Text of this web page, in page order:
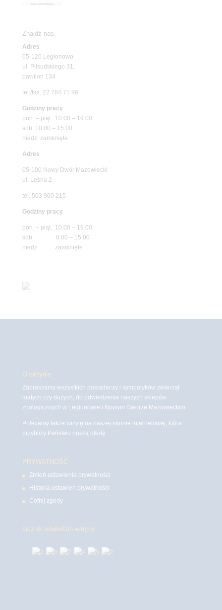
Znajdź nas
Adres
05-120 Legionowo
ul. Piłsudskiego 31,
pawilon 134
tel./fax. 22 784 71 96
Godziny pracy
pon. – piąt. 10.00 – 19.00
sob. 10.00 – 15.00
niedz. zamknięte
Adres
05-100 Nowy Dwór Mazowiecki
ul. Leśna 2
tel. 503 900 215
Godziny pracy
pon. – piąt. 10.00 – 19.00
sob. 8.00 – 15.00
niedz. zamknięte
O witrynie
Zapraszamy wszystkich posiadaczy i sympatyków zwierząt
małych czy dużych, do odwiedzenia naszych sklepów
zoologicznych w Legionowie i Nowym Dworze Mazowieckim
Polecamy także wizytę na naszej stronie internetowej, która
przybliży Państwu naszą ofertę.
PRYWATNOŚĆ
Zmień ustawienia prywatności
Historia ustawień prywatności
Cofnij zgody
Licznik odwiedzin witryny